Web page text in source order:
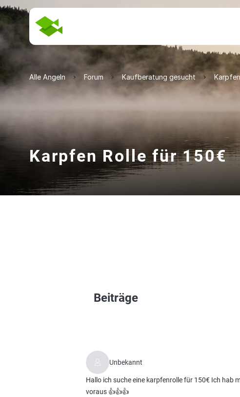
Alle Angeln Forum Kaufberatung gesucht
Karpfen Rolle für 150€
Beiträge
Unbekannt
Hallo ich suche eine karpfenrolle für 150€ Ich hab
voraus 👍👍👍